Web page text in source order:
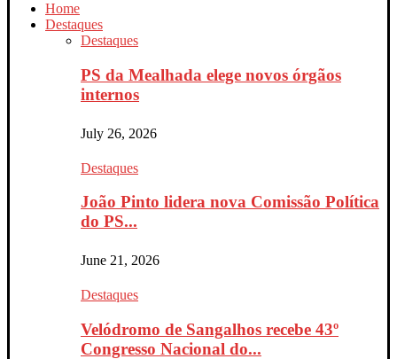
Home
Destaques
Destaques
PS da Mealhada elege novos órgãos
internos
July 26, 2026
Destaques
João Pinto lidera nova Comissão Política
do PS...
June 21, 2026
Destaques
Velódromo de Sangalhos recebe 43º
Congresso Nacional do...